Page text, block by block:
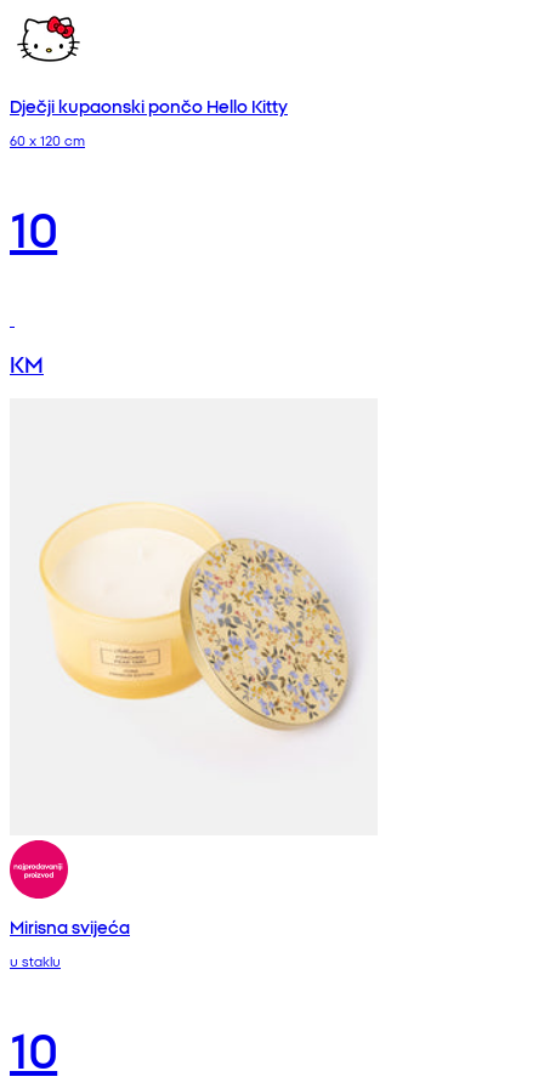
Dječji kupaonski pončo Hello Kitty
60 x 120 cm
10
KM
Mirisna svijeća
u staklu
10